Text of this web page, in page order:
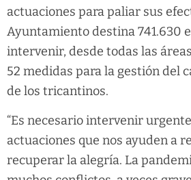
actuaciones para paliar sus
Ayuntamiento destina 741.630
intervenir, desde todas las
52 medidas para la gestión del
de los tricantinos.
“Es necesario intervenir
actuaciones que nos ayuden a
recuperar la alegría. La